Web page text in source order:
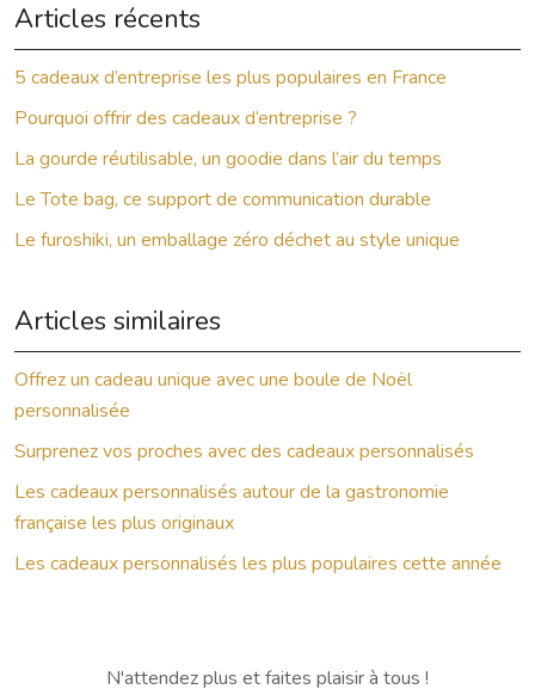
Articles récents
5 cadeaux d’entreprise les plus populaires en France
Pourquoi offrir des cadeaux d’entreprise ?
La gourde réutilisable, un goodie dans l’air du temps
Le Tote bag, ce support de communication durable
Le furoshiki, un emballage zéro déchet au style unique
Articles similaires
Offrez un cadeau unique avec une boule de Noël
personnalisée
Surprenez vos proches avec des cadeaux personnalisés
Les cadeaux personnalisés autour de la gastronomie
française les plus originaux
Les cadeaux personnalisés les plus populaires cette année
N'attendez plus et faites plaisir à tous !